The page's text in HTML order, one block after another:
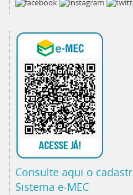
Consulte aqui o
Sistema e-MEC